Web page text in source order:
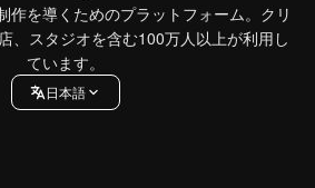
作を導くためのプラットフォーム。クリ
、スタジオを含む100万人以上が利用し
ています。
日本語